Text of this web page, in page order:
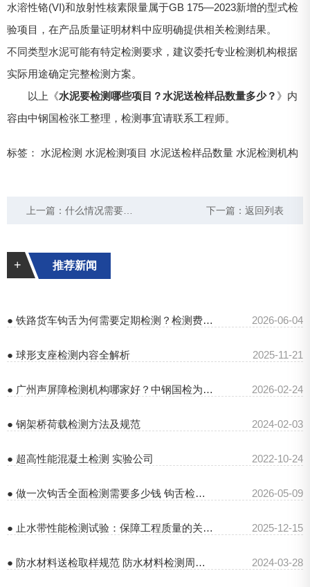
水溶性铬(VI)和放射性核素限量属于GB 175—2023新增的型式检
验项目，在产品质量证明材料中应明确提供相关检测结果。
不同类型水泥可能有特定检测要求，建议委托专业检测机构根据
实际用途确定完整检测方案。
以上《水泥要检测哪些项目？水泥送检样品数量多少？ 》内
容由中钢国检张工整理，检测事宜请联系工程师。
标签： 水泥检测 水泥检测项目 水泥送检样品数量 水泥检测机构
上一篇：什么情况需要做桥梁专项荷载承载力检测？ 下一篇： 返回列表
+ 推荐新闻
● 铁路货车钩舌为何需要定期检测？检测费用是多少 2026-06-04
● 球形支座检测内容全解析 2025-11-21
● 广州声屏障检测机构哪家好？中钢国检为您保驾护航 2026-02-24
● 钢架桥荷载检测方法及规范 2024-02-03
● 超高性能混凝土检测 实验公司 2022-10-24
● 做一次钩舌全面检测需要多少钱 钩舌检测报告几天能出 2026-05-09
● 止水带性能检测试验：保障工程质量的关键环节 2025-12-15
● 防水材料送检取样规范 防水材料检测周期是多久 2024-03-28